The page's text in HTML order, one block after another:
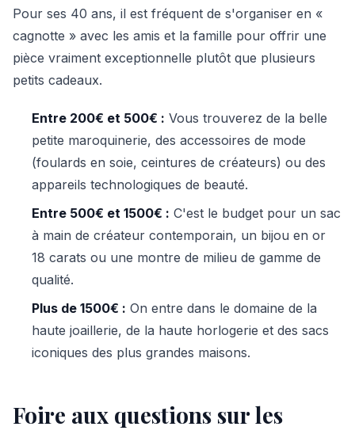
Pour ses 40 ans, il est fréquent de s'organiser en «
cagnotte » avec les amis et la famille pour offrir une
pièce vraiment exceptionnelle plutôt que plusieurs
petits cadeaux.
Entre 200€ et 500€ : Vous trouverez de la belle
petite maroquinerie, des accessoires de mode
(foulards en soie, ceintures de créateurs) ou des
appareils technologiques de beauté.
Entre 500€ et 1500€ : C'est le budget pour un sac
à main de créateur contemporain, un bijou en or
18 carats ou une montre de milieu de gamme de
qualité.
Plus de 1500€ : On entre dans le domaine de la
haute joaillerie, de la haute horlogerie et des sacs
iconiques des plus grandes maisons.
Foire aux questions sur les